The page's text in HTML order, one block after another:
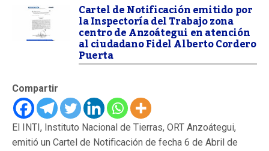
Cartel de Notificación emitido por
la Inspectoría del Trabajo zona
centro de Anzoátegui en atención
al ciudadano Fidel Alberto Cordero
Puerta
Compartir
El INTI, Instituto Nacional de Tierras, ORT Anzoátegui,
emitió un Cartel de Notificación de fecha 6 de Abril de